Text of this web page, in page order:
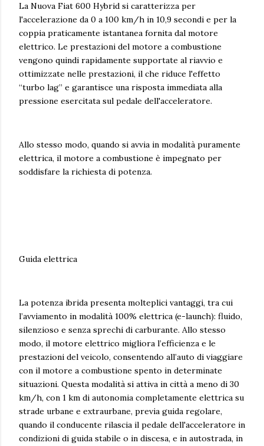
La Nuova Fiat 600 Hybrid si caratterizza per
l'accelerazione da 0 a 100 km/h in 10,9 secondi e per la
coppia praticamente istantanea fornita dal motore
elettrico. Le prestazioni del motore a combustione
vengono quindi rapidamente supportate al riavvio e
ottimizzate nelle prestazioni, il che riduce l'effetto
“turbo lag” e garantisce una risposta immediata alla
pressione esercitata sul pedale dell'acceleratore.
Allo stesso modo, quando si avvia in modalità puramente
elettrica, il motore a combustione è impegnato per
soddisfare la richiesta di potenza.
Guida elettrica
La potenza ibrida presenta molteplici vantaggi, tra cui
l’avviamento in modalità 100% elettrica (e-launch): fluido,
silenzioso e senza sprechi di carburante. Allo stesso
modo, il motore elettrico migliora l’efficienza e le
prestazioni del veicolo, consentendo all’auto di viaggiare
con il motore a combustione spento in determinate
situazioni. Questa modalità si attiva in città a meno di 30
km/h, con 1 km di autonomia completamente elettrica su
strade urbane e extraurbane, previa guida regolare,
quando il conducente rilascia il pedale dell'acceleratore in
condizioni di guida stabile o in discesa, e in autostrada, in